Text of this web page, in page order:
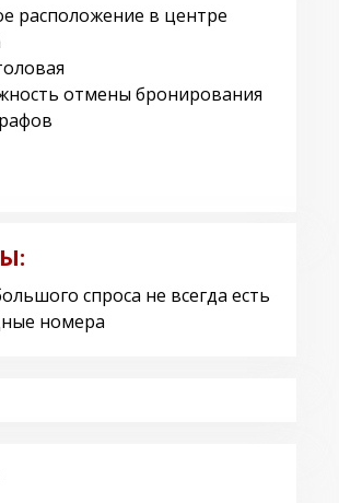
расположение в центре
отмены бронирования
спроса не всегда есть
номера